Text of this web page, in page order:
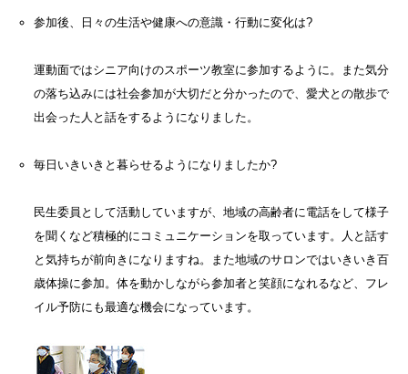
参加後、日々の生活や健康への意識・行動に変化は?
運動面ではシニア向けのスポーツ教室に参加するように。また気分
の落ち込みには社会参加が大切だと分かったので、愛犬との散歩で
出会った人と話をするようになりました。
毎日いきいきと暮らせるようになりましたか?
民生委員として活動していますが、地域の高齢者に電話をして様子
を聞くなど積極的にコミュニケーションを取っています。人と話す
と気持ちが前向きになりますね。また地域のサロンではいきいき百
歳体操に参加。体を動かしながら参加者と笑顔になれるなど、フレ
イル予防にも最適な機会になっています。